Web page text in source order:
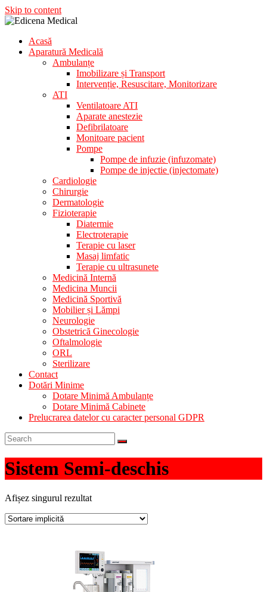
Skip to content
Edicena Medical
Aparatura Medicala
Acasă
Aparatură Medicală
Ambulanțe
Imobilizare și Transport
Intervenție, Resuscitare, Monitorizare
ATI
Ventilatoare ATI
Aparate anestezie
Defibrilatoare
Monitoare pacient
Pompe
Pompe de infuzie (infuzomate)
Pompe de injectie (injectomate)
Cardiologie
Chirurgie
Dermatologie
Fizioterapie
Diatermie
Electroterapie
Terapie cu laser
Masaj limfatic
Terapie cu ultrasunete
Medicină Internă
Medicina Muncii
Medicină Sportivă
Mobilier și Lămpi
Neurologie
Obstetrică Ginecologie
Oftalmologie
ORL
Sterilizare
Contact
Dotări Minime
Dotare Minimă Ambulanțe
Dotare Minimă Cabinete
Prelucrarea datelor cu caracter personal GDPR
Sistem Semi-deschis
Afișez singurul rezultat